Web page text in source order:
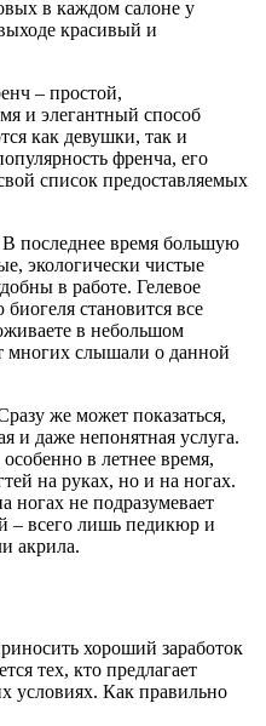
в каждом салоне у
красивый и
– простой,
и элегантный способ
как девушки, так и
френча, его
список предоставляемых
последнее время большую
экологически чистые
в работе. Гелевое
становится все
в небольшом
многих слышали о данной
же может показаться,
и даже непонятная услуга.
в летнее время,
на руках, но и на ногах.
ногах не подразумевает
– всего лишь педикюр и
акрила.
хороший заработок
тех, кто предлагает
условиях. Как правильно